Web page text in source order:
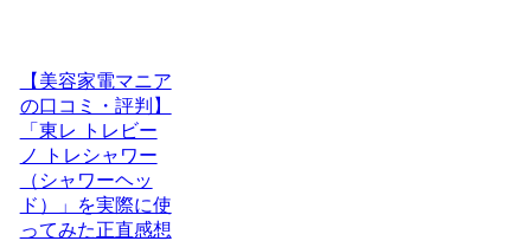
【美容家電マニア
の口コミ・評判】
「東レ トレビー
ノ トレシャワー
（シャワーヘッ
ド）」を実際に使
ってみた正直感想